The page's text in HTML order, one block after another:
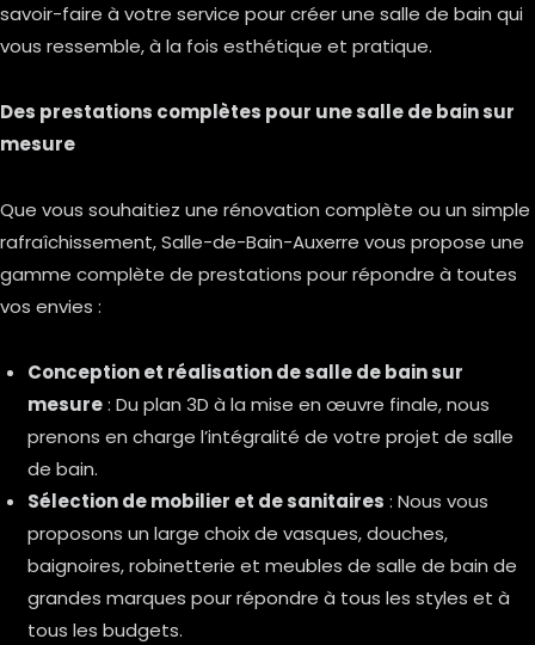
savoir-faire à votre service pour créer une salle de bain qui
vous ressemble, à la fois esthétique et pratique.
Des prestations complètes pour une salle de bain sur
mesure
Que vous souhaitiez une rénovation complète ou un simple
rafraîchissement, Salle-de-Bain-Auxerre vous propose une
gamme complète de prestations pour répondre à toutes
vos envies :
Conception et réalisation de salle de bain sur
mesure: Du plan 3D à la mise en œuvre finale, nous
prenons en charge l’intégralité de votre projet de salle
de bain.
Sélection de mobilier et de sanitaires : Nous vous
proposons un large choix de vasques, douches,
baignoires, robinetterie et meubles de salle de bain de
grandes marques pour répondre à tous les styles et à
tous les budgets.